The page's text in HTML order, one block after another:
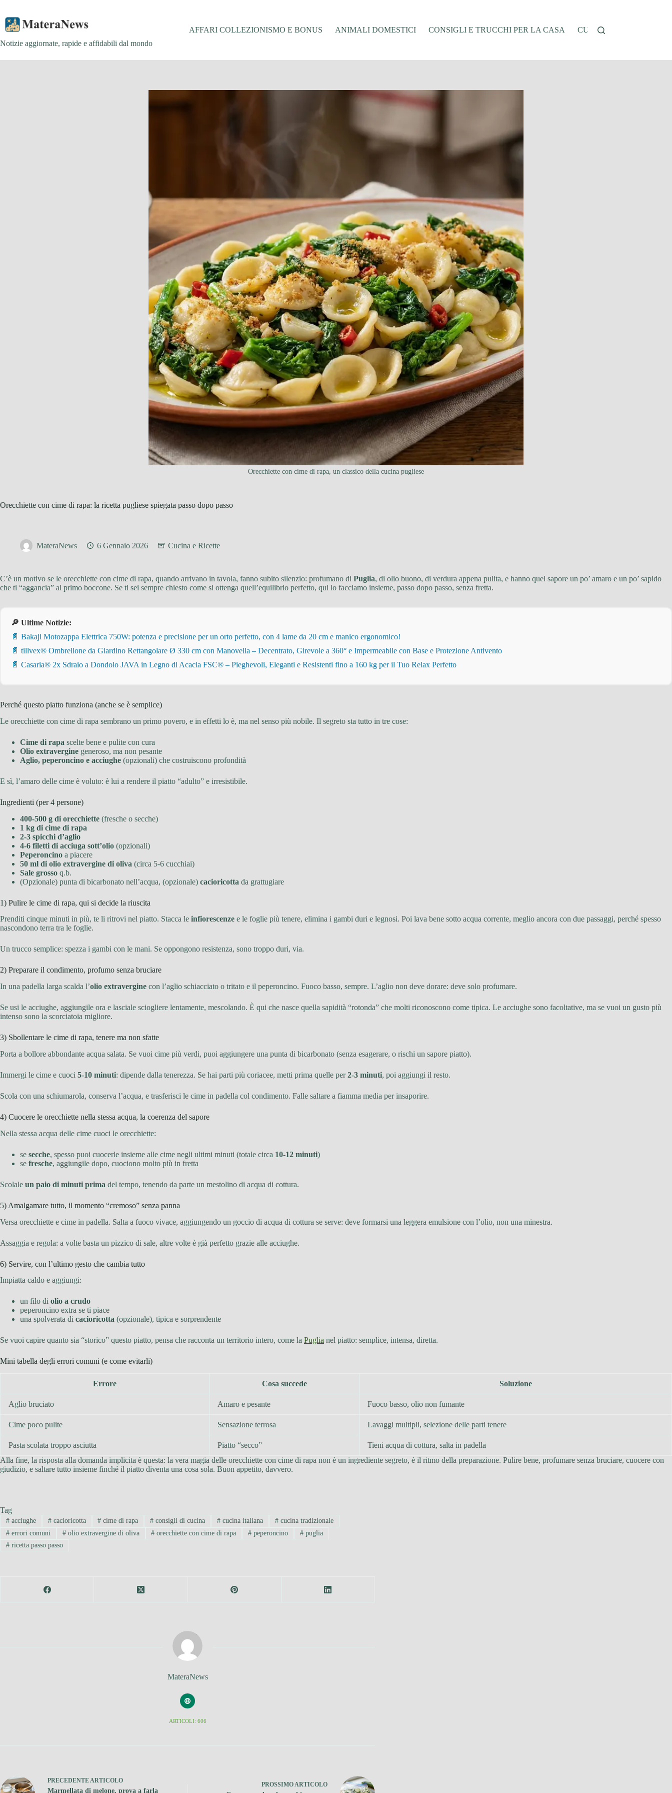
contenuto
Notizie aggiornate, rapide e affidabili dal mondo
AFFARI COLLEZIONISMO E BONUS ANIMALI DOMESTICI CONSIGLI E TRUCCHI PER LA CASA CUCINA E RICETTE
Orecchiette con cime di rapa, un classico della cucina pugliese
Orecchiette con cime di rapa: la ricetta pugliese spiegata passo dopo passo
MateraNews 6 Gennaio 2026 Cucina e Ricette
C’è un motivo se le orecchiette con cime di rapa, quando arrivano in tavola, fanno subito silenzio: profumano di Puglia, di olio buono, di verdura appena pulita, e hanno quel sapore un po’ amaro e un po’ sapido
che ti “aggancia” al primo boccone. Se ti sei sempre chiesto come si ottenga quell’equilibrio perfetto, qui lo facciamo insieme, passo dopo passo, senza fretta.
🔎 Ultime Notizie:
📄 Bakaji Motozappa Elettrica 750W: potenza e precisione per un orto perfetto, con 4 lame da 20 cm e manico ergonomico!
📄 tillvex® Ombrellone da Giardino Rettangolare Ø 330 cm con Manovella – Decentrato, Girevole a 360° e Impermeabile con Base e Protezione Antivento
📄 Casaria® 2x Sdraio a Dondolo JAVA in Legno di Acacia FSC® – Pieghevoli, Eleganti e Resistenti fino a 160 kg per il Tuo Relax Perfetto
Perché questo piatto funziona (anche se è semplice)
Le orecchiette con cime di rapa sembrano un primo povero, e in effetti lo è, ma nel senso più nobile. Il segreto sta tutto in tre cose:
Cime di rapa scelte bene e pulite con cura
Olio extravergine generoso, ma non pesante
Aglio, peperoncino e acciughe (opzionali) che costruiscono profondità
E sì, l’amaro delle cime è voluto: è lui a rendere il piatto “adulto” e irresistibile.
Ingredienti (per 4 persone)
400-500 g di orecchiette (fresche o secche)
1 kg di cime di rapa
2-3 spicchi d’aglio
4-6 filetti di acciuga sott’olio (opzionali)
Peperoncino a piacere
50 ml di olio extravergine di oliva (circa 5-6 cucchiai)
Sale grosso q.b.
(Opzionale) punta di bicarbonato nell’acqua, (opzionale) cacioricotta da grattugiare
1) Pulire le cime di rapa, qui si decide la riuscita
Prenditi cinque minuti in più, te li ritrovi nel piatto. Stacca le infiorescenze e le foglie più tenere, elimina i gambi duri e legnosi. Poi lava bene sotto acqua corrente, meglio ancora con due passaggi, perché spesso
nascondono terra tra le foglie.
Un trucco semplice: spezza i gambi con le mani. Se oppongono resistenza, sono troppo duri, via.
2) Preparare il condimento, profumo senza bruciare
In una padella larga scalda l’olio extravergine con l’aglio schiacciato o tritato e il peperoncino. Fuoco basso, sempre. L’aglio non deve dorare: deve solo profumare.
Se usi le acciughe, aggiungile ora e lasciale sciogliere lentamente, mescolando. È qui che nasce quella sapidità “rotonda” che molti riconoscono come tipica. Le acciughe sono facoltative, ma se vuoi un gusto più
intenso sono la scorciatoia migliore.
3) Sbollentare le cime di rapa, tenere ma non sfatte
Porta a bollore abbondante acqua salata. Se vuoi cime più verdi, puoi aggiungere una punta di bicarbonato (senza esagerare, o rischi un sapore piatto).
Immergi le cime e cuoci 5-10 minuti: dipende dalla tenerezza. Se hai parti più coriacee, metti prima quelle per2-3 minuti, poi aggiungi il resto.
Scola con una schiumarola, conserva l’acqua, e trasferisci le cime in padella col condimento. Falle saltare a fiamma media per insaporire.
4) Cuocere le orecchiette nella stessa acqua, la coerenza del sapore
Nella stessa acqua delle cime cuoci le orecchiette:
se secche, spesso puoi cuocerle insieme alle cime negli ultimi minuti (totale circa 10-12 minuti)
se fresche, aggiungile dopo, cuociono molto più in fretta
Scolale un paio di minuti prima del tempo, tenendo da parte un mestolino di acqua di cottura.
5) Amalgamare tutto, il momento “cremoso” senza panna
Versa orecchiette e cime in padella. Salta a fuoco vivace, aggiungendo un goccio di acqua di cottura se serve: deve formarsi una leggera emulsione con l’olio, non una minestra.
Assaggia e regola: a volte basta un pizzico di sale, altre volte è già perfetto grazie alle acciughe.
6) Servire, con l’ultimo gesto che cambia tutto
Impiatta caldo e aggiungi:
un filo di olio a crudo
peperoncino extra se ti piace
una spolverata di cacioricotta (opzionale), tipica e sorprendente
Se vuoi capire quanto sia “storico” questo piatto, pensa che racconta un territorio intero, come la Puglia nel piatto: semplice, intensa, diretta.
Mini tabella degli errori comuni (e come evitarli)
Errore Cosa succede Soluzione
Aglio bruciato Amaro e pesante Fuoco basso, olio non fumante
Cime poco pulite Sensazione terrosa Lavaggi multipli, selezione delle parti tenere
Pasta scolata troppo asciutta Piatto “secco”
Tieni acqua di cottura, salta in padella
Alla fine, la risposta alla domanda implicita è questa: la vera magia delle orecchiette con cime di rapa non è un ingrediente segreto, è il ritmo della preparazione. Pulire bene, profumare senza bruciare, cuocere con
giudizio, e saltare tutto insieme finché il piatto diventa una cosa sola. Buon appetito, davvero.
Tag
#acciughe #cacioricotta # cime di rapa # consigli di cucina # cucina italiana #cucina tradizionale
#errori comuni #olio extravergine di oliva # orecchiette con cime di rapa # peperoncino # puglia
#ricetta passo passo
MateraNews
ARTICOLI: 606
PRECEDENTEARTICOLO
Marmellata di melone, prova a farla
PROSSIMOARTICOLO